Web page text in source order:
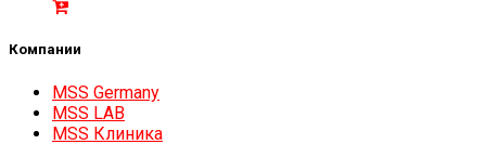
Компании
MSS Germany
MSS LAB
MSS Клиника